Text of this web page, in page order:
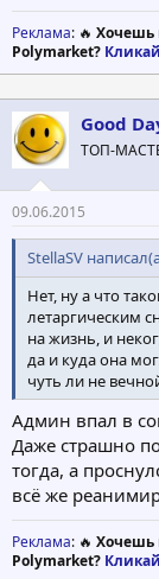
Реклама: 🔥 Хочешь
Polymarket?
Good
ТОП-
09.06.2015
StellaSV
Нет, ну а что
летаргическим
на жизнь, и
да и куда она
чуть ли не
Админ впал в
Даже страшно
тогда, а
всё же
Реклама: 🔥 Хочешь
Polymarket?